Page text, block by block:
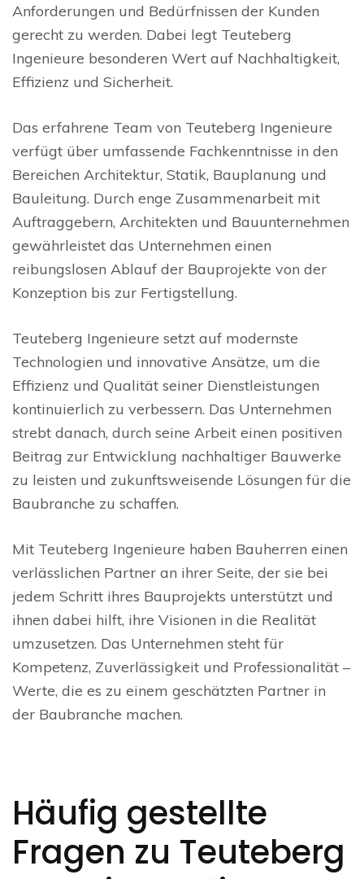
Anforderungen und Bedürfnissen der Kunden
gerecht zu werden. Dabei legt Teuteberg
Ingenieure besonderen Wert auf Nachhaltigkeit,
Effizienz und Sicherheit.
Das erfahrene Team von Teuteberg Ingenieure
verfügt über umfassende Fachkenntnisse in den
Bereichen Architektur, Statik, Bauplanung und
Bauleitung. Durch enge Zusammenarbeit mit
Auftraggebern, Architekten und Bauunternehmen
gewährleistet das Unternehmen einen
reibungslosen Ablauf der Bauprojekte von der
Konzeption bis zur Fertigstellung.
Teuteberg Ingenieure setzt auf modernste
Technologien und innovative Ansätze, um die
Effizienz und Qualität seiner Dienstleistungen
kontinuierlich zu verbessern. Das Unternehmen
strebt danach, durch seine Arbeit einen positiven
Beitrag zur Entwicklung nachhaltiger Bauwerke
zu leisten und zukunftsweisende Lösungen für die
Baubranche zu schaffen.
Mit Teuteberg Ingenieure haben Bauherren einen
verlässlichen Partner an ihrer Seite, der sie bei
jedem Schritt ihres Bauprojekts unterstützt und
ihnen dabei hilft, ihre Visionen in die Realität
umzusetzen. Das Unternehmen steht für
Kompetenz, Zuverlässigkeit und Professionalität –
Werte, die es zu einem geschätzten Partner in
der Baubranche machen.
Häufig gestellte
Fragen zu Teuteberg